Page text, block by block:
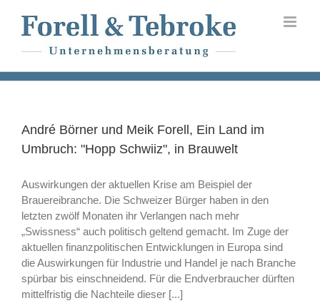
content
André Börner und Meik Forell, Ein Land im
Umbruch: "Hopp Schwiiz", in Brauwelt
Auswirkungen der aktuellen Krise am Beispiel der
Brauereibranche. Die Schweizer Bürger haben in den
letzten zwölf Monaten ihr Verlangen nach mehr
„Swissness“ auch politisch geltend gemacht. Im Zuge der
aktuellen finanzpolitischen Entwicklungen in Europa sind
die Auswirkungen für Industrie und Handel je nach Branche
spürbar bis einschneidend. Für die Endverbraucher dürften
mittelfristig die Nachteile dieser [...]